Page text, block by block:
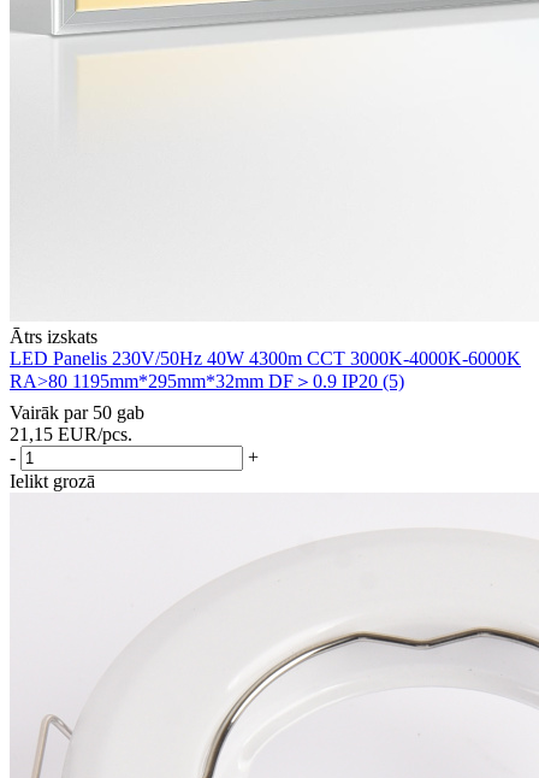
Ātrs izskats
LED Panelis 230V/50Hz 40W 4300m CCT 3000K-4000K-6000K
RA>80 1195mm*295mm*32mm DF＞0.9 IP20 (5)
Vairāk par 50 gab
21,15 EUR/pcs.
-
+
Ielikt grozā